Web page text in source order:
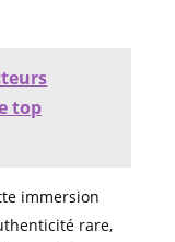
top
immersion
rare,